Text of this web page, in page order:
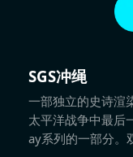
SGS冲绳
一部独立的史诗渲
太平洋战争中最后
ay系列的一部分。